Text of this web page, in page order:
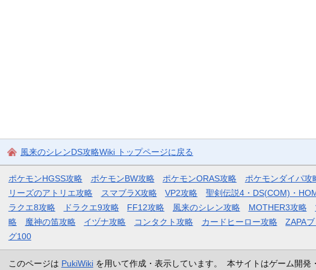
風来のシレンDS攻略Wiki トップページに戻る
ポケモンHGSS攻略 ポケモンBW攻略 ポケモンORAS攻略 ポケモンダイパ攻
リーズのアトリエ攻略
スマブラX攻略 VP2攻略 聖剣伝説4・DS(COM)・
ラクエ8攻略
ドラクエ9攻略 FF12攻略 風来のシレン攻略 MOTHER3攻略
略
魔神の笛攻略 イヅナ攻略 コンタクト攻略 カードヒーロー攻略 ZAPA
グ100
このページは PukiWikiを用いて作成・表示しています。 本サイトはゲーム開発